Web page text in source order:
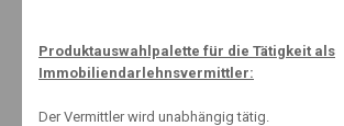
Manchmal…..
Produktauswahlpalette für die Tätigkeit als
Immobiliendarlehnsvermittler:
Der Vermittler wird unabhängig tätig.